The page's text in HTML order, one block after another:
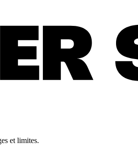
et limites.